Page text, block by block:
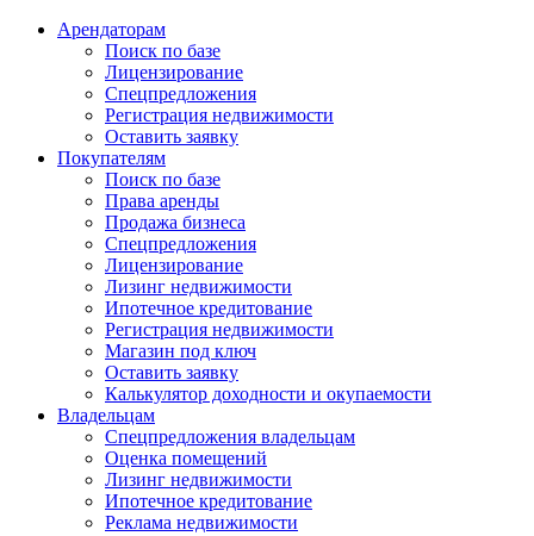
Арендаторам
Поиск по базе
Лицензирование
Спецпредложения
Регистрация недвижимости
Оставить заявку
Покупателям
Поиск по базе
Права аренды
Продажа бизнеса
Спецпредложения
Лицензирование
Лизинг недвижимости
Ипотечное кредитование
Регистрация недвижимости
Магазин под ключ
Оставить заявку
Калькулятор доходности и окупаемости
Владельцам
Спецпредложения владельцам
Оценка помещений
Лизинг недвижимости
Ипотечное кредитование
Реклама недвижимости